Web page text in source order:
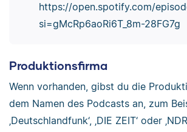
https://open.spotify.com/
si=gMcRp6aoRi6T_8m-28FG7g
Produktionsfirma
Wenn vorhanden, gibst du die
dem Namen des Podcasts an, zum
‚Deutschlandfunk‘, ‚DIE ZEIT‘ oder